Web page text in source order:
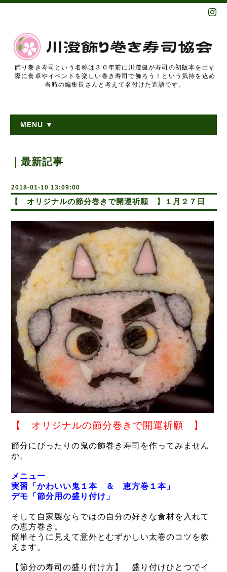
飾り巻き寿司という名称は３０年前に川澄健が寿司の初版本を出す
際に食卓やイベントを楽しい巻き寿司で飾ろう！という気持を込め
当時の編集長さんと考えて名付けた造語です。
MENU ▼
｜最新記事
2018-01-10 13:09:00
【 オリジナルの節分巻きで開運祈願 】１月２７日
【 オリジナルの節分巻きで開運祈願 】
節分にぴったりの鬼の飾巻き寿司を作ってみません
か。
メニュー
実習「かわいい鬼１本 ＆ 恵方巻１本」
デモ「節分用の盛り付け」
そして自家製ならではの自分の好きな食材を入れて
の恵方巻き。
簡単そうに見えて意外とむずかしい太巻のコツを教
えます。
【節分の寿司の盛り付け方】 盛り付けひとつでイ